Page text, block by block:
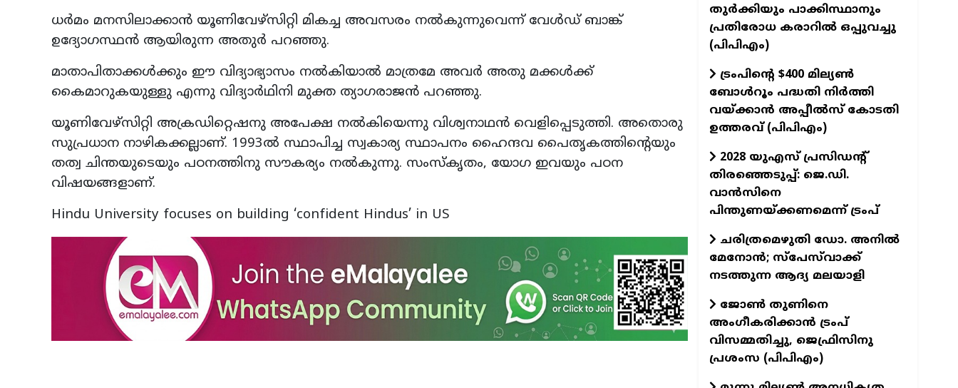
ധർമം മനസിലാക്കാൻ യൂണിവേഴ്സിറ്റി മികച്ച അവസരം നൽകുന്നുവെന്ന് വേൾഡ് ബാങ്ക്
ഉദ്യോഗസ്ഥൻ ആയിരുന്ന അതുർ പറഞ്ഞു.
മാതാപിതാക്കൾക്കും ഈ വിദ്യാഭ്യാസം നൽകിയാൽ മാത്രമേ അവർ അതു മക്കൾക്ക്
കൈമാറുകയുള്ളു എന്നു വിദ്യാർഥിനി മുക്ത ത്യാഗരാജൻ പറഞ്ഞു.
യൂണിവേഴ്സിറ്റി അക്രഡിറ്റെഷനു അപേക്ഷ നൽകിയെന്നു വിശ്വനാഥൻ വെളിപ്പെടുത്തി. അതൊരു
സുപ്രധാന നാഴികക്കല്ലാണ്. 1993ൽ സ്ഥാപിച്ച സ്വകാര്യ സ്ഥാപനം ഹൈന്ദവ പൈതൃകത്തിന്റെയും
തത്വ ചിന്തയുടെയും പഠനത്തിനു സൗകര്യം നൽകുന്നു. സംസ്കൃതം, യോഗ ഇവയും പഠന
വിഷയങ്ങളാണ്.
Hindu University focuses on building ‘confident Hindus’ in US
തുർക്കിയും പാക്കിസ്ഥാനും
പ്രതിരോധ കരാറിൽ ഒപ്പുവച്ചു
(പിപിഎം)
ട്രംപിന്റെ $400 മില്യൺ
ബോൾറൂം പദ്ധതി നിർത്തി
വയ്ക്കാൻ അപ്പീൽസ് കോടതി
ഉത്തരവ് (പിപിഎം)
2028 യുഎസ് പ്രസിഡന്റ്
തിരഞ്ഞെടുപ്പ്: ജെ.ഡി.
വാൻസിനെ
പിന്തുണയ്ക്കണമെന്ന് ട്രംപ്
ചരിത്രമെഴുതി ഡോ. അനിൽ
മേനോൻ; സ്പേസ്‌വാക്ക്
നടത്തുന്ന ആദ്യ മലയാളി
ജോൺ തുണിനെ
അംഗീകരിക്കാൻ ട്രംപ്
വിസമ്മതിച്ചു, ജെഫ്രിസിനു
പ്രശംസ (പിപിഎം)